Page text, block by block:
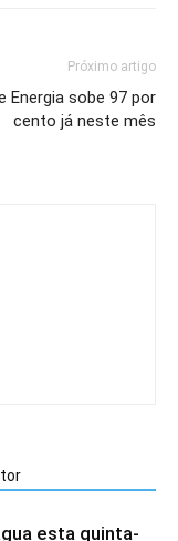
Próximo artigo
Energia sobe 97 por
cento já neste mês
esta quinta-